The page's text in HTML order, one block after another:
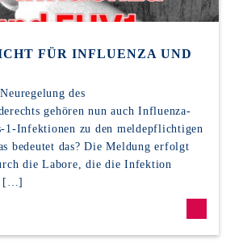
FÜR INFLUENZA UND
des
gehören nun auch Influenza-
1-Infektionen zu den meldepflichtigen
bedeutet das? Die Meldung erfolgt
die Labore, die die Infektion
[…]